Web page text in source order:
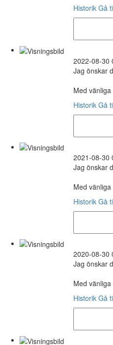
Historik Gå
2022-08-30
Jag önskar
Med
Historik Gå
2021-08-30
Jag önskar
Med
Historik Gå
2020-08-30
Jag önskar
Med
Historik Gå